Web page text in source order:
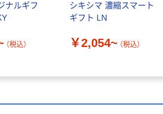
ナルギフ
（税込）
シキシマ 濃縮スマート
ギフト LN
￥2,054~ （税込）